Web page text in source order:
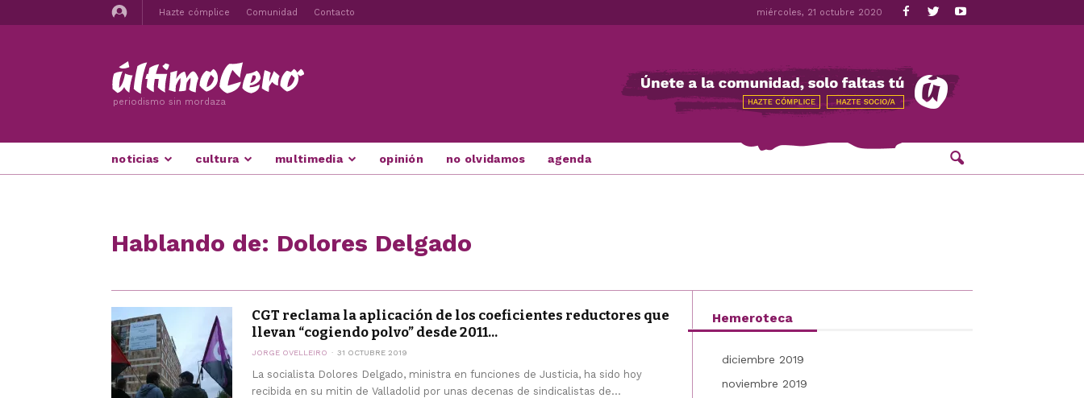
Hazte cómplice Comunidad Contacto miércoles, 21 octubre 2020
periodismo sin mordaza
noticias cultura multimedia opinión no olvidamos agenda
Hablando de: Dolores Delgado
CGT reclama la aplicación de los coeficientes reductores que
llevan “cogiendo polvo” desde 2011...
JORGE OVELLEIRO 31 OCTUBRE 2019
La socialista Dolores Delgado, ministra en funciones de Justicia, ha sido hoy
recibida en su mitin de Valladolid por unas decenas de sindicalistas de...
Hemeroteca
diciembre 2019
noviembre 2019